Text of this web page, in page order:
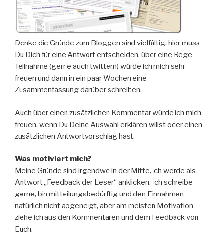
Denke die Gründe zum Bloggen sind vielfältig, hier muss
Du Dich für eine Antwort entscheiden, über eine Rege
Teilnahme (gerne auch twittern) würde ich mich sehr
freuen und dann in ein paar Wochen eine
Zusammenfassung darüber schreiben.
Auch über einen zusätzlichen Kommentar würde ich mich
freuen, wenn Du Deine Auswahl erklären willst oder einen
zusätzlichen Antwortvorschlag hast.
Was motiviert mich?
Meine Gründe sind irgendwo in der Mitte, ich werde als
Antwort „Feedback der Leser“ anklicken. Ich schreibe
gerne, bin mitteilungsbedürftig und den Einnahmen
natürlich nicht abgeneigt, aber am meisten Motivation
ziehe ich aus den Kommentaren und dem Feedback von
Euch.